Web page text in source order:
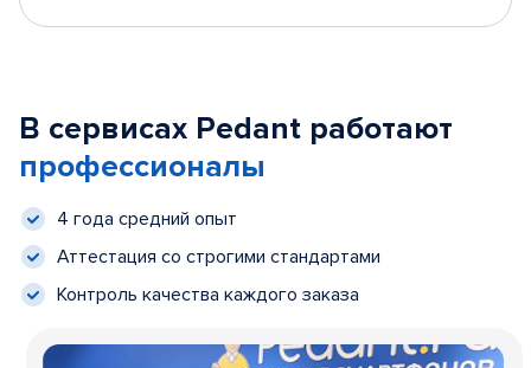
В сервисах Pedant работают
профессионалы
4 года средний опыт
Аттестация со строгими стандартами
Контроль качества каждого заказа